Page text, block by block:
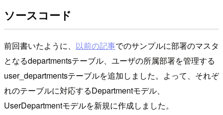
ソースコード
前回書いたように、 以前の記事でのサンプルに部署のマスタ
となるdepartmentsテーブル、ユーザの所属部署を管理する
user_departmentsテーブルを追加しました。よって、それぞ
れのテーブルに対応するDepartmentモデル、
UserDepartmentモデルを新規に作成しました。